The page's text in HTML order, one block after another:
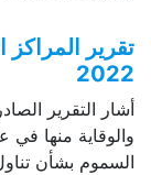
تقرير المراكز
2022
أشار التقرير